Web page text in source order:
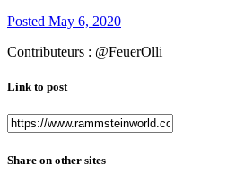
Posted May 6, 2020
Contributeurs : @FeuerOlli
Link to post
Share on other sites